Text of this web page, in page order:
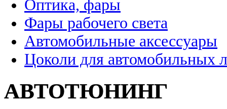
Оптика, фары
Фары рабочего света
Автомобильные аксессуары
Цоколи для автомобильных
АВТОТЮНИНГ